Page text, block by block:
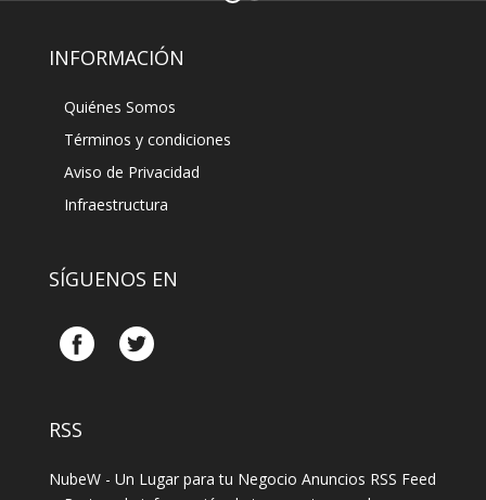
INFORMACIÓN
Quiénes Somos
Términos y condiciones
Aviso de Privacidad
Infraestructura
SÍGUENOS EN
RSS